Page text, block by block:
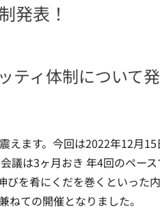
発表！
ティ体制について
えます。今回は2022年12月
議は3ヶ月おき 年4回のペー
びを肴にくだを巻くといった
ての開催となりました。